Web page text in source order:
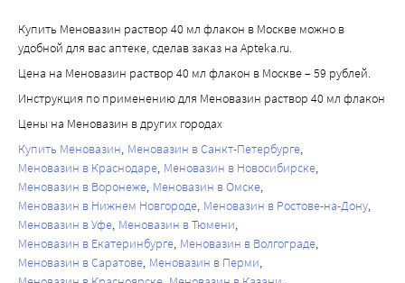
Купить Меновазин раствор 40 мл флакон в Москве можно в
удобной для вас аптеке, сделав заказ на Apteka.ru.
Цена на Меновазин раствор 40 мл флакон в Москве – 59 рублей.
Инструкция по применению для Меновазин раствор 40 мл флакон
Цены на Меновазин в других городах
Купить Меновазин Меновазин в Санкт-Петербурге
Меновазин в Краснодаре Меновазин в Новосибирске
Меновазин в Воронеже Меновазин в Омске
Меновазин в Нижнем Новгороде Меновазин в Ростове-на-Дону
Меновазин в Уфе Меновазин в Тюмени
Меновазин в Екатеринбурге Меновазин в Волгограде
Меновазин в Саратове Меновазин в Перми